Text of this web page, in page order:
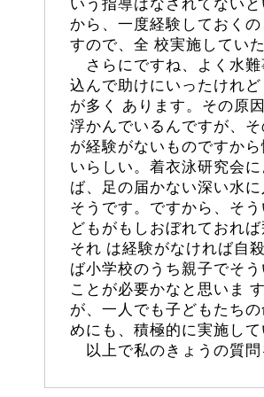
いう指導はなされてない
から、一度経験しておく
すので、全 校実施してい
さらにですね、よく水難
込んで助けにいったけれ
が多く あります。その原
浮かんでいるんですが、
が経験がないものですか
いらしい。着衣泳研究会
ば、足の届かない深い水
そうです。ですから、そ
どもがもしおぼれておれ
それ は経験がなければ自
ば小学校のうち親子でそ
ことが必要かなと思いま
が、一人でも子どもたち
めにも、積極的に実施し
以上で私のきょうの質問